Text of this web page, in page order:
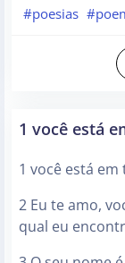
#poesias
1 você está
1 você está
2 Eu te amo, você é a força, o motivo, a razão pela
qual eu